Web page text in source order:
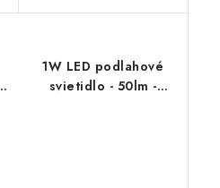
1W LED podlahové
svietidlo - 50lm -